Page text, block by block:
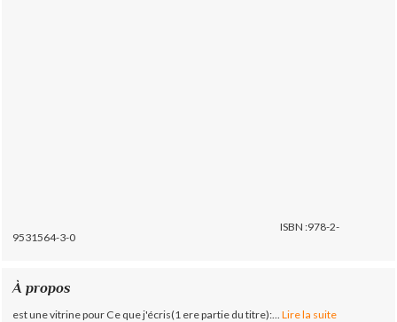
ISBN :978-2-
9531564-3-0
À propos
est une vitrine pour Ce que j'écris(1 ere partie du titre):... Lire la suite